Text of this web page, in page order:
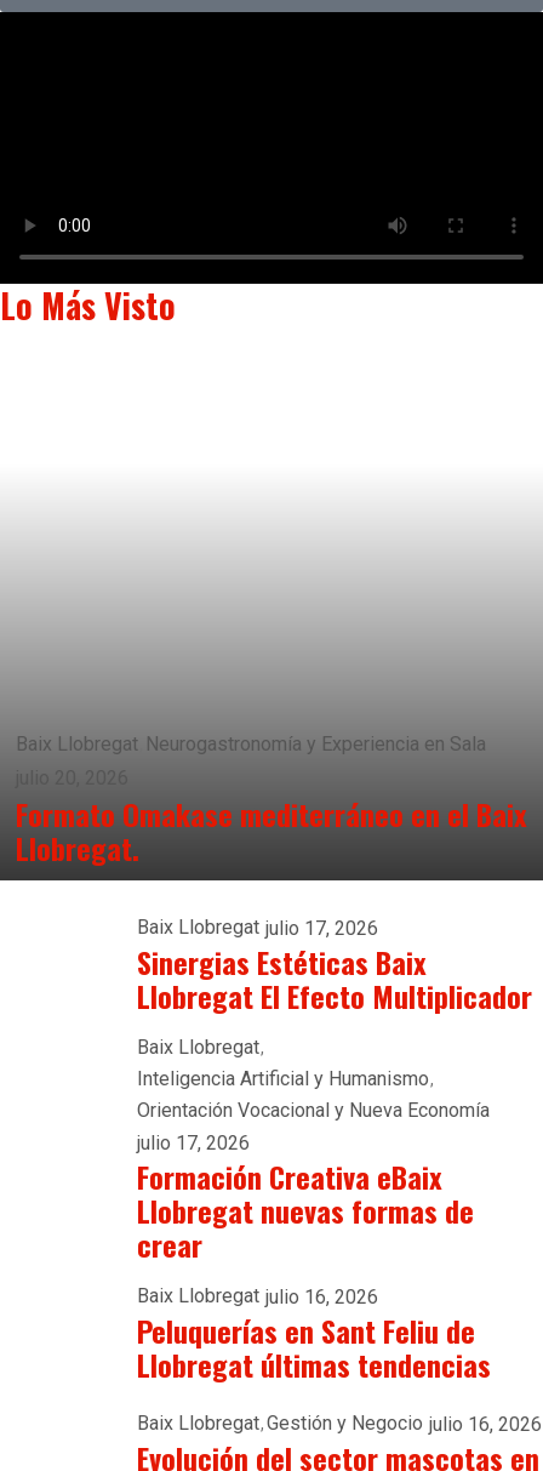
Lo Más Visto
Baix Llobregat Neurogastronomía y Experiencia en Sala
julio 20, 2026
Formato Omakase mediterráneo en el Baix
Llobregat.
Baix Llobregat julio 17, 2026
Sinergias Estéticas Baix
Llobregat El Efecto Multiplicador
Baix Llobregat
Inteligencia Artificial y Humanismo
Orientación Vocacional y Nueva Economía
julio 17, 2026
Formación Creativa eBaix
Llobregat nuevas formas de
crear
Baix Llobregat julio 16, 2026
Peluquerías en Sant Feliu de
Llobregat últimas tendencias
Baix Llobregat Gestión y Negocio julio 16, 2026
Evolución del sector mascotas en